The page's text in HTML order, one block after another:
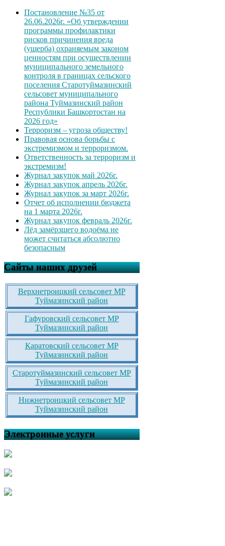
Постановление №35 от
26.06.2026г. «Об утверждении
программы профилактики
рисков причинения вреда
(ущерба) охраняемым законом
ценностям при осуществлении
муниципального земельного
контроля в границах сельского
поселения Старотуймазинский
сельсовет муниципального
района Туймазинский район
Республики Башкортостан на
2026 год»
Терроризм – угроза обществу!
Правовая основа борьбы с
экстремизмом и терроризмом.
Ответственность за терроризм и
экстремизм!
Журнал закупок май 2026г.
Журнал закупок апрель 2026г.
Журнал закупок за март 2026г.
Отчет об исполнении бюджета
на 1 марта 2026г.
Журнал закупок февраль 2026г.
Лёд замёрзшего водоёма не
может считаться абсолютно
безопасным
Сайты наших друзей
Верхнетроицкий сельсовет МР
Туймазинский район
Гафуровский сельсовет МР
Туймазинский район
Каратовский сельсовет МР
Туймазинский район
Старотуймазинский сельсовет МР
Туймазинский район
Нижнетроицкий сельсовет МР
Туймазинский район
Электронные услуги